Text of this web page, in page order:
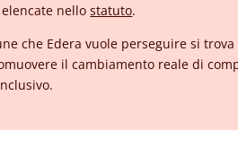
nellostatuto.
che Edera vuole perseguire si
il cambiamento reale di